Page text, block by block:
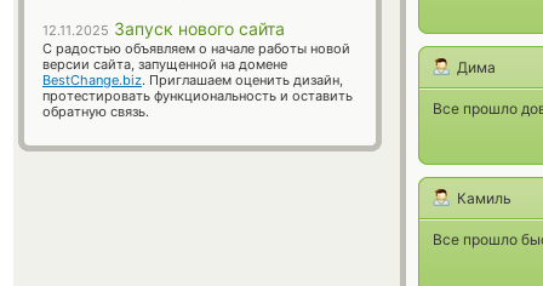
Дима
Все прошло
Камиль
Все прошло
12.11.2025 Запуск нового сайта
С радостью объявляем о начале работы новой
версии сайта, запущенной на домене
BestChange.biz. Приглашаем оценить дизайн,
протестировать функциональность и оставить
обратную связь.